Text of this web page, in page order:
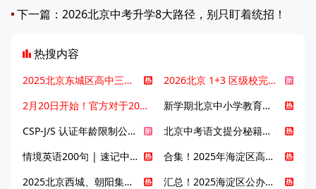
下一篇： 2026北京中考升学8大路径，别只盯着统招！
热搜内容
2025北京东城区高中三大梯队高中有哪些？录取分数线是多少？
2026北京 1+3 区级校完整名单发布，13549 个名额该如何规划报考？
2月20日开始！官方对于2025年北京市中招体检问题解答！
新学期北京中小学教育八大变化全解析：学位、政策、教学等方面迎新变革
CSP-J/S 认证年龄限制公告发布，新规即日起实施！
北京中考语文提分秘籍！攻克 5000 易混易错字
情境英语200句 | 速记中考英语1600词
合集！2025年海淀区高中校情介绍
2025北京西城、朝阳集团校直升新动态
汇总！2025海淀区公办高中校情全解